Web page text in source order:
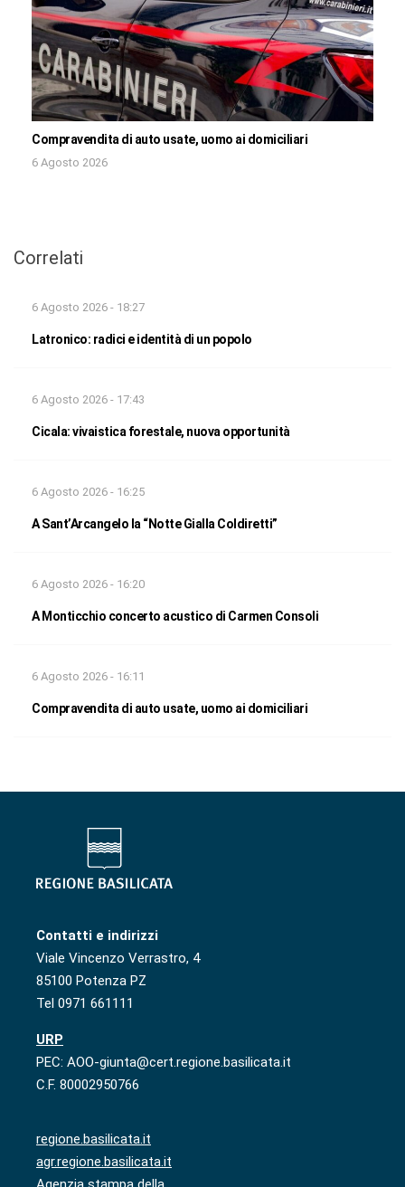
Compravendita di auto usate, uomo ai domiciliari
6 Agosto 2026
Correlati
6 Agosto 2026 - 18:27
Latronico: radici e identità di un popolo
6 Agosto 2026 - 17:43
Cicala: vivaistica forestale, nuova opportunità
6 Agosto 2026 - 16:25
A Sant’Arcangelo la “Notte Gialla Coldiretti”
6 Agosto 2026 - 16:20
A Monticchio concerto acustico di Carmen Consoli
6 Agosto 2026 - 16:11
Compravendita di auto usate, uomo ai domiciliari
Contatti e indirizzi
Viale Vincenzo Verrastro, 4
85100 Potenza PZ
Tel 0971 661111
URP
PEC: AOO-giunta@cert.regione.basilicata.it
C.F. 80002950766
regione.basilicata.it
agr.regione.basilicata.it